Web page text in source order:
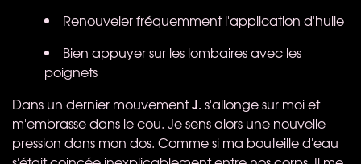
Renouveler fréquemment l'application d'huile
Bien appuyer sur les lombaires avec les
poignets
Dans un dernier mouvementJ.s'allonge sur moi et
m'embrasse dans le cou. Je sens alors une nouvelle
pression dans mon dos. Comme si ma bouteille d'eau